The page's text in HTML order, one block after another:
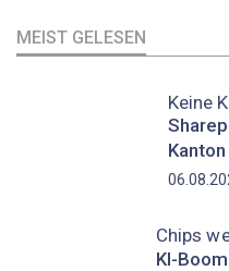
MEIST GELESEN
Keine
Chips
KI-